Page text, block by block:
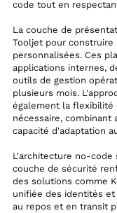
code tout en
La couche de
Tooljet pour
personnalisées. Ces
applications internes,
outils de gestion
plusieurs mois.
également la flexibilité
nécessaire,
capacité d'adaptation
L'architecture no-code
couche de sécurité
des solutions comme
unifiée des identités
au repos et en transit